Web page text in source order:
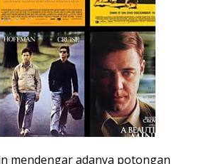
mendengar adanya potongan